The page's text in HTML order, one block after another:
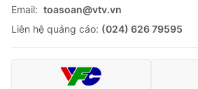
Email: toasoan@vtv.vn
Liên hệ quảng cáo: (024) 626 79595